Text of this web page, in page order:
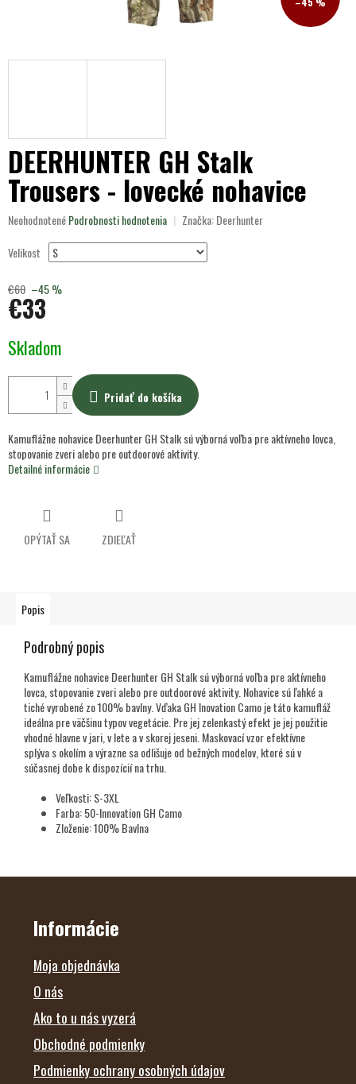
DEERHUNTER GH Stalk
Trousers - lovecké nohavice
Priemerné
produktu
z
5
NeohodnotenéPodrobnosti hodnotenia Značka:Deerhunter
Velikost
€60 –45 %
€33
cena:
Skladom
Pridať do košíka
Kamuflážne nohavice Deerhunter GH Stalk sú výborná voľba pre aktívneho lovca,
stopovanie zveri alebo pre outdoorové aktivity.
Detailné informácie
OPÝTAŤ SA ZDIEĽAŤ
Popis
Podrobný popis
Kamuflážne nohavice Deerhunter GH Stalk sú výborná voľba pre aktívneho
lovca, stopovanie zveri alebo pre outdoorové aktivity. Nohavice sú ľahké a
tiché vyrobené zo 100% bavlny. Vďaka GH Inovation Camo je táto kamufláž
ideálna pre väčšinu typov vegetácie. Pre jej zelenkastý efekt je jej použitie
vhodné hlavne v jari, v lete a v skorej jeseni. Maskovací vzor efektívne
splýva s okolím a výrazne sa odlišuje od bežných modelov, ktoré sú v
súčasnej dobe k dispozícií na trhu.
Veľkosti: S-3XL
Farba: 50-Innovation GH Camo
Zloženie: 100% Bavlna
Z
Informácie
Moja objednávka
O nás
Ako to u nás vyzerá
Obchodné podmienky
Podmienky ochrany osobných údajov